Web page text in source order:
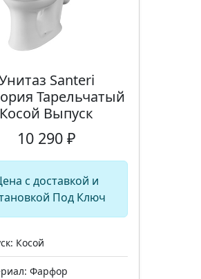
Santeri
Тарельчатый
Косой Выпуск
10 290 ₽
с доставкой и
Под Ключ
Косой
Фарфор